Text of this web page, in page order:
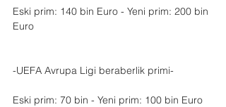
Eski prim: 140 bin Euro - Yeni prim: 200 bin
Euro
-UEFA Avrupa Ligi beraberlik primi-
Eski prim: 70 bin - Yeni prim: 100 bin Euro